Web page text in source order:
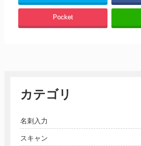
Pocket
カテゴリ
名刺入力
スキャン